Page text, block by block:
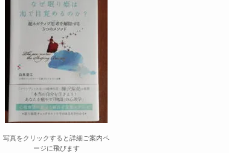
写真をクリックすると詳細ご案内ペ
ージに飛びます